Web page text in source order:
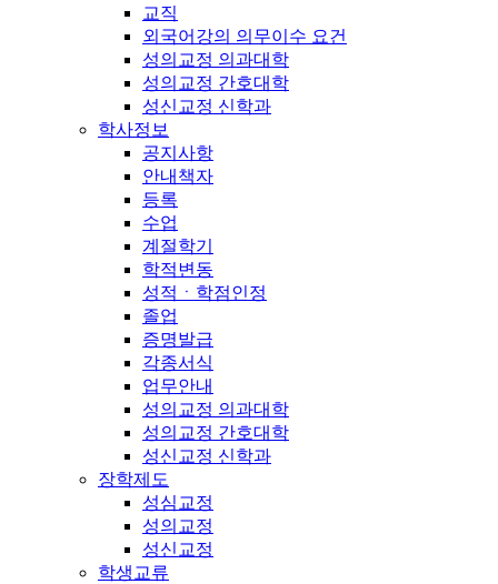
교직
외국어강의 의무이수 요건
성의교정 의과대학
성의교정 간호대학
성신교정 신학과
학사정보
공지사항
안내책자
등록
수업
계절학기
학적변동
성적ㆍ학점인정
졸업
증명발급
각종서식
업무안내
성의교정 의과대학
성의교정 간호대학
성신교정 신학과
장학제도
성심교정
성의교정
성신교정
학생교류